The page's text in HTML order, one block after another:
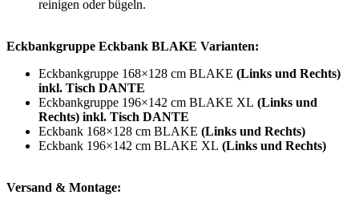
reinigen oder bügeln.
Eckbankgruppe Eckbank BLAKE Varianten:
Eckbankgruppe 168×128 cm BLAKE (Links und Rechts)
inkl. Tisch DANTE
Eckbankgruppe 196×142 cm BLAKE XL (Links und
Rechts) inkl. Tisch DANTE
Eckbank 168×128 cm BLAKE (Links und Rechts)
Eckbank 196×142 cm BLAKE XL (Links und Rechts)
Versand & Montage: